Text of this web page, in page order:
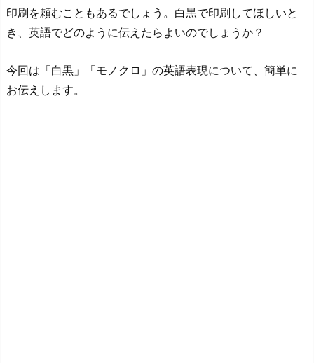
印刷を頼むこともあるでしょう。白黒で印刷してほしいと
き、英語でどのように伝えたらよいのでしょうか？
今回は「白黒」「モノクロ」の英語表現について、簡単に
お伝えします。